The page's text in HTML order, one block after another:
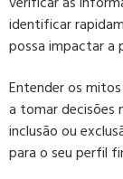
identificar
possa impactar a
Entender os
a tomar decisões
inclusão ou
para o seu perfil